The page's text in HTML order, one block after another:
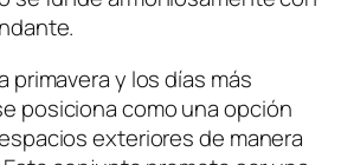
primavera y los días más
posiciona como una opción
exteriores de manera